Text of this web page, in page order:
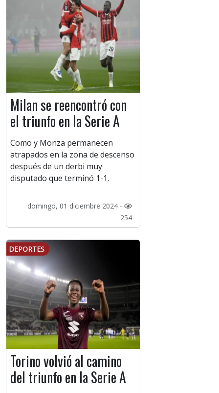
Milan se reencontró con
el triunfo en la Serie A
Como y Monza permanecen
atrapados en la zona de descenso
después de un derbi muy
disputado que terminó 1-1.
domingo, 01 diciembre 2024 -
254
DEPORTES
Torino volvió al camino
del triunfo en la Serie A